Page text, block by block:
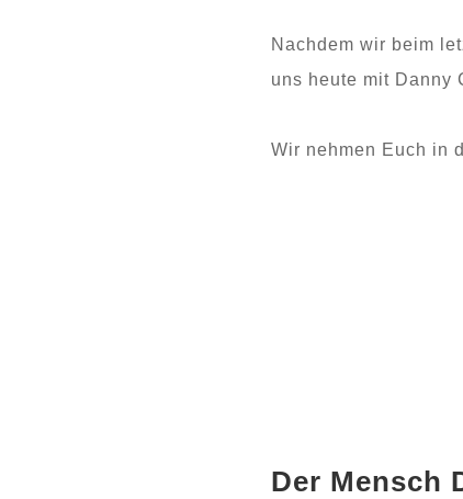
Nachdem wir beim
uns heute mit Danny
Wir nehmen Euch in
Der Mensch